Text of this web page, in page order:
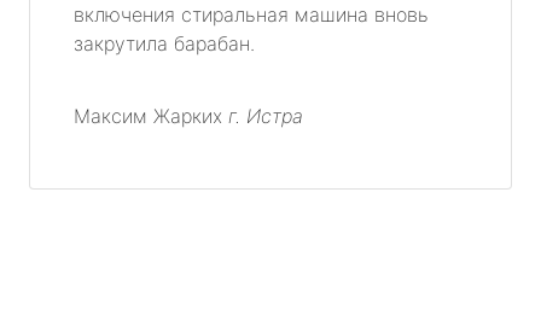
включения стиральная машина вновь
закрутила барабан.
Максим Жарких г. Истра